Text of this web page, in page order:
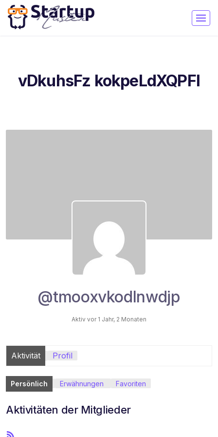
vDkuhsFz kokpeLdXQPFI
@tmooxvkodlnwdjp
Aktiv vor 1 Jahr, 2 Monaten
Aktivität Profil
Persönlich Erwähnungen Favoriten
Aktivitäten der Mitglieder